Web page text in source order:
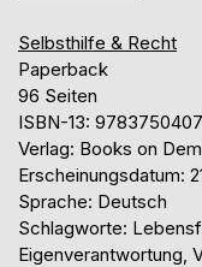
Selbsthilfe & Recht
Paperback
96 Seiten
ISBN-13:
Verlag: Books on
Erscheinungsdatum:
Sprache: Deutsch
Schlagworte:
Eigenverantwortung,